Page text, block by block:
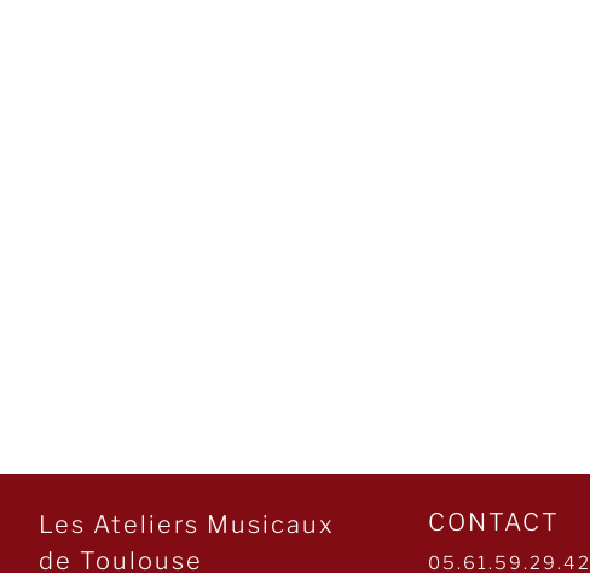
Les Ateliers Musicaux
de Toulouse
CONTACT
05.61.59.29.42